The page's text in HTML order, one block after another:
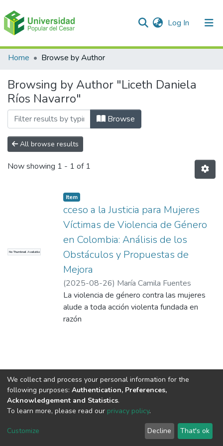
Log In (current)
Communities & Collections
Home Browse by Author
Browsing by Author "Liceth Daniela
Ríos Navarro"
Browse
All browse results
Now showing 1 - 1 of 1
No Thumbnail Available
Item
cceso a la Justicia para Mujeres
Víctimas de Violencia de Género
en Colombia: Análisis de los
Obstáculos y Propuestas de
Mejora
(2025-08-26) María Camila Fuentes
Sandoval;Liceth Daniela Ríos Navarro
La violencia de género contra las mujeres
alude a toda acción violenta fundada en
razón
públicamente o de forma privada, lo cual se
fundamenta en la disparidad histórica de
poder
entre hombres y mujeres y que ostenta
numerosas manifestaciones, tanto nivel
psicológico, sentimental y económico. Es un
DSpace software copyright © 2002-2026
Cookie
End User
Agreement
Send
Feedback
We collect and process your personal information for the
following purposes: Authentication, Preferences,
Acknowledgement and Statistics.
To learn more, please read our privacy policy.
Customize Decline That's ok